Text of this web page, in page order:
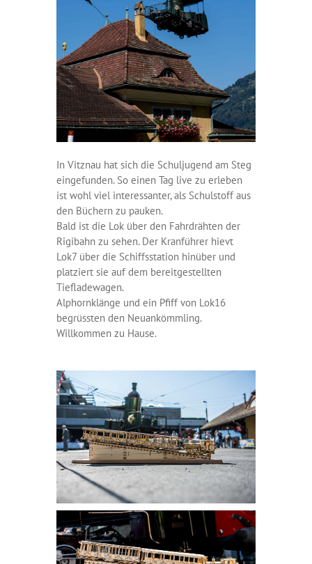
In Vitznau hat sich die Schuljugend am Steg
eingefunden. So einen Tag live zu erleben
ist wohl viel interessanter, als Schulstoff aus
den Büchern zu pauken.
Bald ist die Lok über den Fahrdrähten der
Rigibahn zu sehen. Der Kranführer hievt
Lok7 über die Schiffsstation hinüber und
platziert sie auf dem bereitgestellten
Tiefladewagen.
Alphornklänge und ein Pfiff von Lok16
begrüssten den Neuankömmling.
Willkommen zu Hause.